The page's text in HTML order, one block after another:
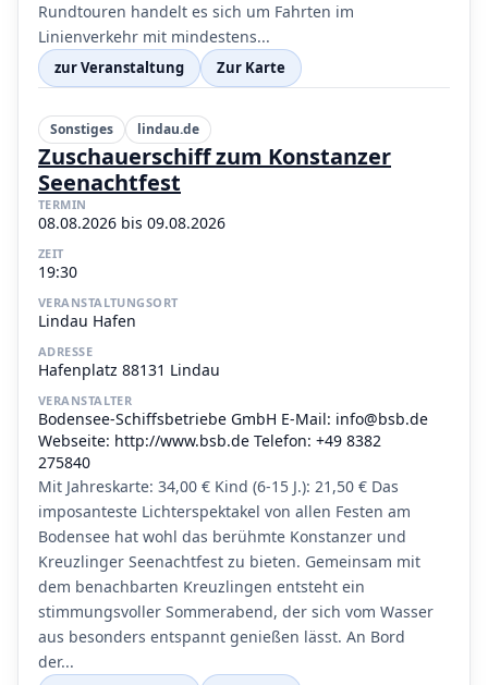
Rundtouren handelt es sich um Fahrten im
Linienverkehr mit mindestens...
zur Veranstaltung Zur Karte
Sonstiges lindau.de
Zuschauerschiff zum Konstanzer
Seenachtfest
TERMIN
08.08.2026 bis 09.08.2026
ZEIT
19:30
VERANSTALTUNGSORT
Lindau Hafen
ADRESSE
Hafenplatz 88131 Lindau
VERANSTALTER
Bodensee-Schiffsbetriebe GmbH E-Mail: info@bsb.de
Webseite: http://www.bsb.de Telefon: +49 8382
275840
Mit Jahreskarte: 34,00 € Kind (6-15 J.): 21,50 € Das
imposanteste Lichterspektakel von allen Festen am
Bodensee hat wohl das berühmte Konstanzer und
Kreuzlinger Seenachtfest zu bieten. Gemeinsam mit
dem benachbarten Kreuzlingen entsteht ein
stimmungsvoller Sommerabend, der sich vom Wasser
aus besonders entspannt genießen lässt. An Bord
der...